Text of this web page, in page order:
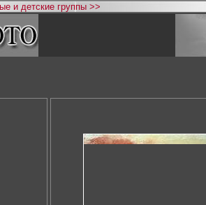
и детские группы >>